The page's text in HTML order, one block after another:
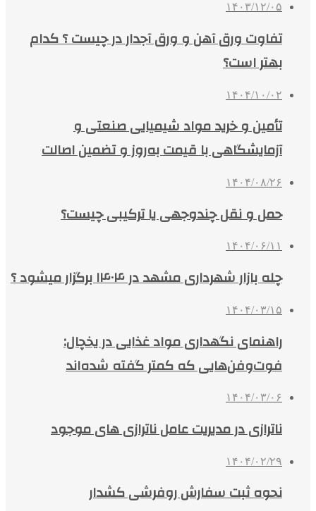
۱۴۰۳/۱۲/۰۵
تفاوت ورق آهن و ورق آجدار در چیست ؟ کدام
بهتر است؟
۱۴۰۴/۱۰/۰۲
تأمین و خرید مواد شیمیایی صنعتی و
آزمایشگاهی با قیمت به‌روز و تضمین اصالت
۱۴۰۴/۰۸/۲۶
حمل و نقل چندوجهی یا ترکیبی چیست؟
۱۴۰۴/۰۶/۱۱
چله بازار شهرداری مشهد در ۱۴۰۴ برگزار میشود ؟
۱۴۰۴/۰۳/۱۵
راهنمای نگهداری مواد غذایی در یخچال:
فوت‌وفن‌هایی که کمتر گفته شده‌اند
۱۴۰۴/۰۳/۰۶
ناترازی در مدیریت عامل ناترازی های موجود
۱۴۰۴/۰۲/۲۹
نحوه ثبت سفارش روفرشی کشدار